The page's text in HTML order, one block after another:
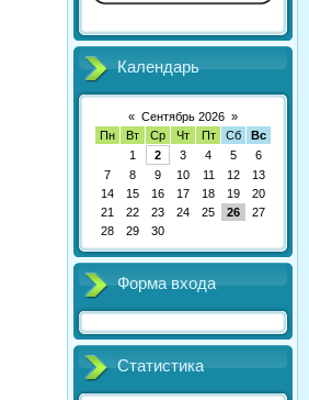
Календарь
« Сентябрь 2026 »
Пн
Вт Ср Чт Пт Сб
Вс
1
2 3 4 5
6
7
8 9 10 11 12
13
14
15 16 17 18 19
20
21
22 23 24 25 26
27
28
29 30
Форма входа
Статистика